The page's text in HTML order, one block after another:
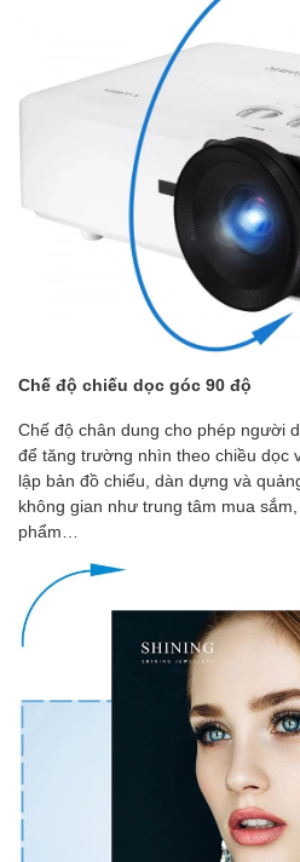
Chế độ chiếu dọc góc 90 độ
Chế độ chân dung cho phép người
để tăng trường nhìn theo chiều dọc
lập bản đồ chiếu, dàn dựng và
không gian như trung tâm mua
phẩm…